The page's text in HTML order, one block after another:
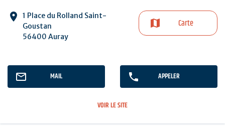
1 Place du Rolland Saint-
Goustan
56400 Auray
Carte
MAIL APPELER
VOIR LE SITE